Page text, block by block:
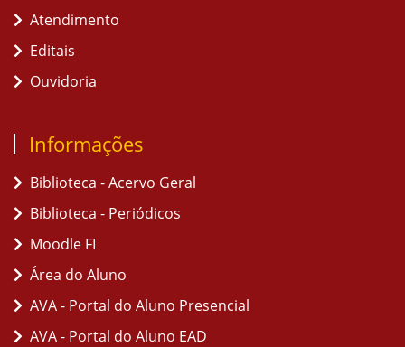
Atendimento
Editais
Ouvidoria
Informações
Biblioteca - Acervo Geral
Biblioteca - Periódicos
Moodle FI
Área do Aluno
AVA - Portal do Aluno Presencial
AVA - Portal do Aluno EAD